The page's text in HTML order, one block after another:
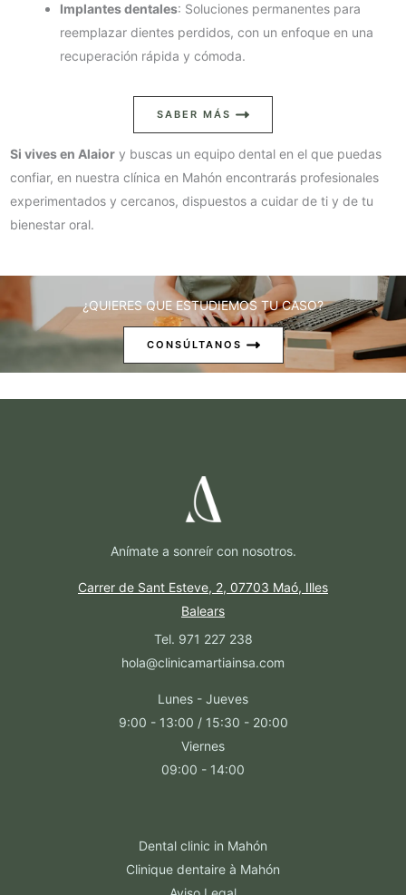
Implantes dentales: Soluciones permanentes para
reemplazar dientes perdidos, con un enfoque en una
recuperación rápida y cómoda.
SABER MÁS
Si vives en Alaiory buscas un equipo dental en el que puedas
confiar, en nuestra clínica en Mahón encontrarás profesionales
experimentados y cercanos, dispuestos a cuidar de ti y de tu
bienestar oral.
¿QUIERES QUE ESTUDIEMOS TU CASO?
CONSÚLTANOS
Anímate a sonreír con nosotros.
Carrer de Sant Esteve, 2, 07703 Maó, Illes
Balears
Tel. 971 227 238
hola@clinicamartiainsa.com
Lunes - Jueves
9:00 - 13:00 / 15:30 - 20:00
Viernes
09:00 - 14:00
Dental clinic in Mahón
Clinique dentaire à Mahón